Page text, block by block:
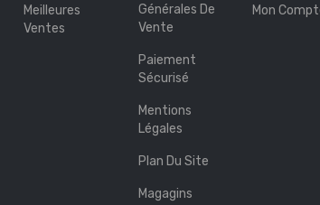
Meilleures
Ventes
Générales De
Vente
Paiement
Sécurisé
Mentions
Légales
Plan Du Site
Magagins
Mon